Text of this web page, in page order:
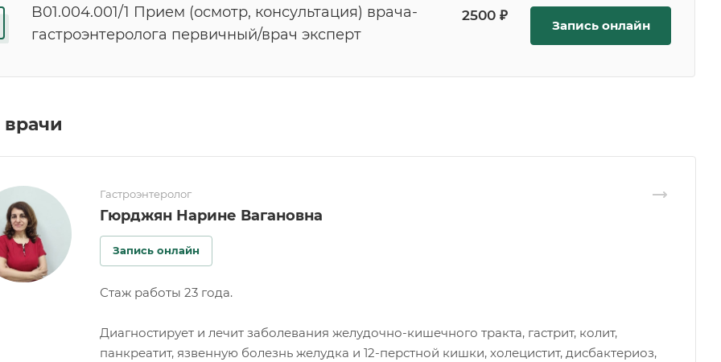
B01.004.001/1 Прием (осмотр, консультация) врача-
гастроэнтеролога первичный/врач эксперт
2500 ₽
Запись онлайн
Гастроэнтеролог
Гюрджян Нарине Вагановна
Запись онлайн
Стаж работы 23 года.
Диагностирует и лечит заболевания желудочно-кишечного тракта, гастрит, колит,
панкреатит, язвенную болезнь желудка и 12-перстной кишки, холецистит, дисбактериоз,